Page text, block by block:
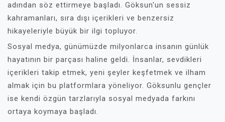
adından söz ettirmeye başladı. Göksun'un sessiz
kahramanları, sıra dışı içerikleri ve benzersiz
hikayeleriyle büyük bir ilgi topluyor.
Sosyal medya, günümüzde milyonlarca insanın günlük
hayatının bir parçası haline geldi. İnsanlar, sevdikleri
içerikleri takip etmek, yeni şeyler keşfetmek ve ilham
almak için bu platformlara yöneliyor. Göksunlu gençler
ise kendi özgün tarzlarıyla sosyal medyada farkını
ortaya koymaya başladı.